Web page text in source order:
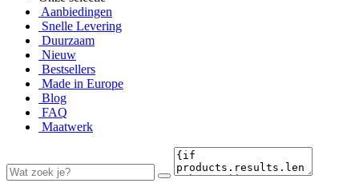
Aanbiedingen
Snelle Levering
Duurzaam
Nieuw
Bestsellers
Made in Europe
Blog
FAQ
Maatwerk